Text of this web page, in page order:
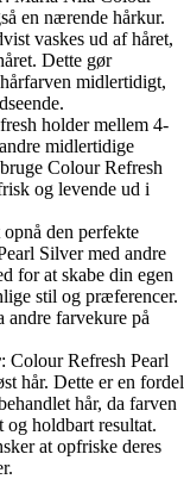
en nærende hårkur.
vaskes ud af håret,
Dette gør
midlertidigt,
holder mellem 4-
midlertidige
Colour Refresh
og levende ud i
opnå den perfekte
Silver med andre
for at skabe din egen
stil og præferencer.
farvekure på
: Colour Refresh Pearl
hår. Dette er en fordel
hår, da farven
holdbart resultat.
at opfriske deres